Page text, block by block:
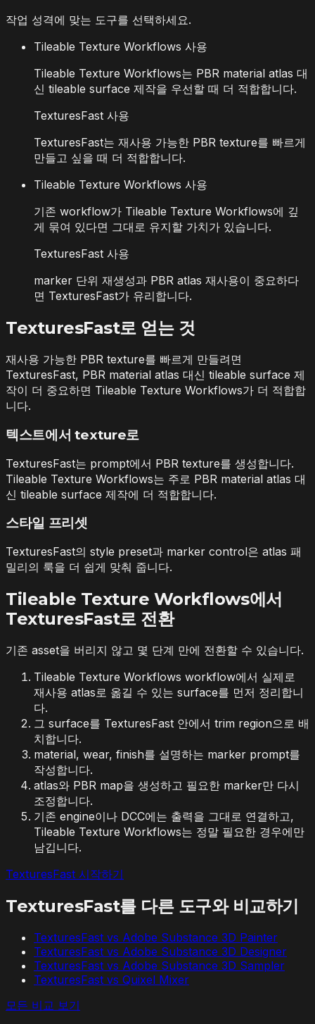
작업 성격에 맞는 도구를 선택하세요.
Tileable Texture Workflows 사용
Tileable Texture Workflows는 PBR material atlas 대
신 tileable surface 제작을 우선할 때 더 적합합니다.
TexturesFast 사용
TexturesFast는 재사용 가능한 PBR texture를 빠르게
만들고 싶을 때 더 적합합니다.
Tileable Texture Workflows 사용
기존 workflow가 Tileable Texture Workflows에 깊
게 묶여 있다면 그대로 유지할 가치가 있습니다.
TexturesFast 사용
marker 단위 재생성과 PBR atlas 재사용이 중요하다
면 TexturesFast가 유리합니다.
TexturesFast로 얻는 것
재사용 가능한 PBR texture를 빠르게 만들려면
TexturesFast, PBR material atlas 대신 tileable surface 제
작이 더 중요하면 Tileable Texture Workflows가 더 적합합
니다.
텍스트에서 texture로
TexturesFast는 prompt에서 PBR texture를 생성합니다.
Tileable Texture Workflows는 주로 PBR material atlas 대
신 tileable surface 제작에 더 적합합니다.
스타일 프리셋
TexturesFast의 style preset과 marker control은 atlas 패
밀리의 룩을 더 쉽게 맞춰 줍니다.
Tileable Texture Workflows에서
TexturesFast로 전환
기존 asset을 버리지 않고 몇 단계 만에 전환할 수 있습니다.
Tileable Texture Workflows workflow에서 실제로
재사용 atlas로 옮길 수 있는 surface를 먼저 정리합니
다.
그 surface를 TexturesFast 안에서 trim region으로 배
치합니다.
material, wear, finish를 설명하는 marker prompt를
작성합니다.
atlas와 PBR map을 생성하고 필요한 marker만 다시
조정합니다.
기존 engine이나 DCC에는 출력을 그대로 연결하고,
Tileable Texture Workflows는 정말 필요한 경우에만
남깁니다.
TexturesFast 시작하기
TexturesFast를 다른 도구와 비교하기
TexturesFast vs Adobe Substance 3D Painter
TexturesFast vs Adobe Substance 3D Designer
TexturesFast vs Adobe Substance 3D Sampler
TexturesFast vs Quixel Mixer
모든 비교 보기